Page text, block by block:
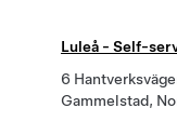
Luleå - Self-
6
Gammelstad,